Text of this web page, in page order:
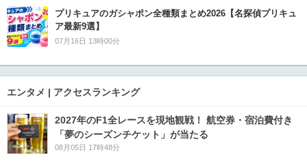
プリキュアのガシャポン全種類まとめ2026【名探偵プリキュ
ア最新9選】
07月16日 13時00分
エンタメ | アクセスランキング
2027年のF1全レースを現地観戦！ 航空券・宿泊費付き
「夢のシーズンチケット」が当たる
08月05日 17時48分